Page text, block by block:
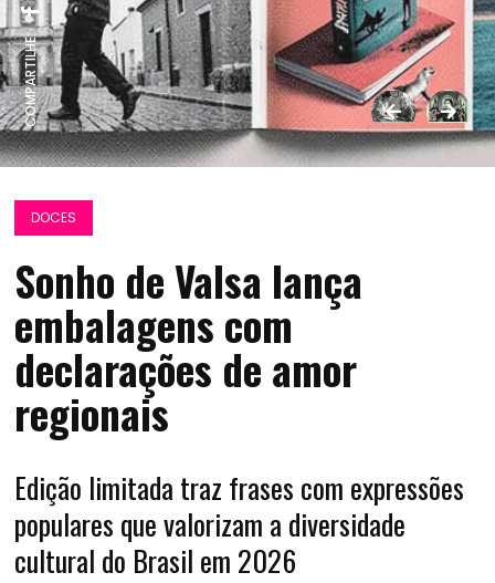
COMPARTILHE:
DOCES
Sonho de Valsa lança
embalagens com
declarações de amor
regionais
Edição limitada traz frases com expressões
populares que valorizam a diversidade
cultural do Brasil em 2026